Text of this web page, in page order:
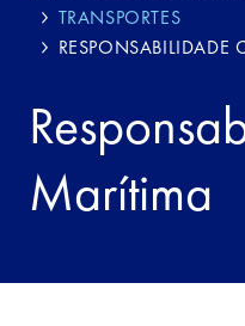
TRANSPORTES
RESPONSABILIDADE
Marítima